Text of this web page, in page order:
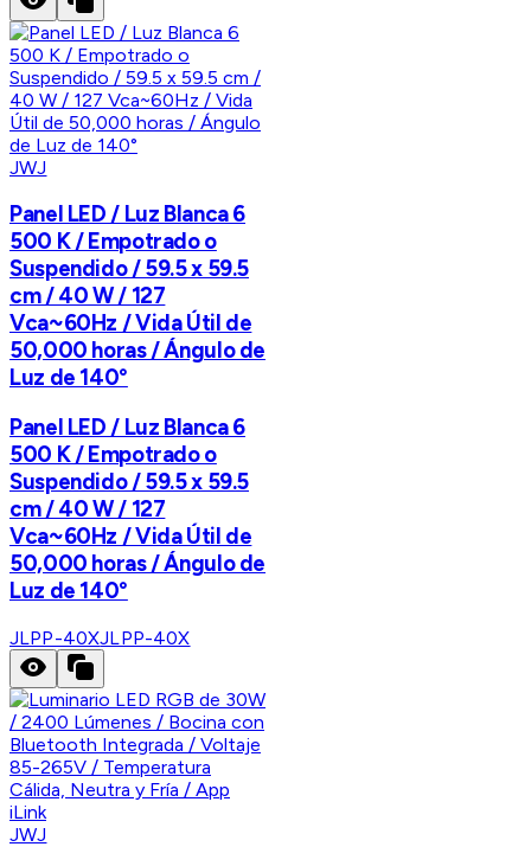
JWJ
Panel LED / Luz Blanca 6
500 K / Empotrado o
Suspendido / 59.5 x 59.5
cm / 40 W / 127
Vca~60Hz / Vida Útil de
50,000 horas / Ángulo de
Luz de 140°
Panel LED / Luz Blanca 6
500 K / Empotrado o
Suspendido / 59.5 x 59.5
cm / 40 W / 127
Vca~60Hz / Vida Útil de
50,000 horas / Ángulo de
Luz de 140°
JLPP-40XJLPP-40X
JWJ